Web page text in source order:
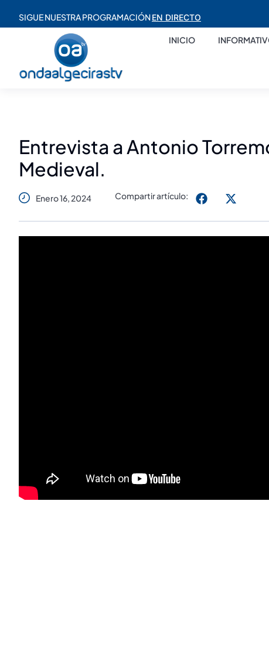
SIGUE NUESTRA PROGRAMACIÓNEN DIRECTO
INICIO
Entrevista a Antonio
Medieval.
Enero 16, 2024 Compartir artículo: